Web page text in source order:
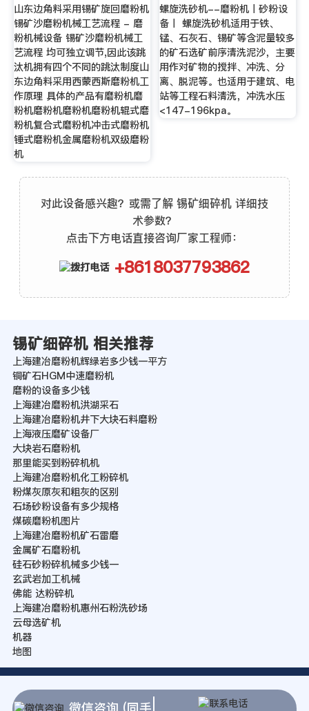
山东边角料采用锡矿旋回磨粉机
锡矿沙磨粉机械工艺流程 - 磨
粉机械设备 锡矿沙磨粉机械工
艺流程 均可独立调节,因此该跳
汰机拥有四个不同的跳汰制度山
东边角料采用西蒙西斯磨粉机工
作原理 具体的产品有磨粉机磨
粉机磨粉机磨粉机磨粉机辊式磨
粉机复合式磨粉机冲击式磨粉机
锤式磨粉机金属磨粉机双级磨粉
机
螺旋洗砂机--磨粉机丨砂粉设
备丨 螺旋洗砂机适用于铁、
锰、石灰石、锡矿等含泥量较多
的矿石选矿前序清洗泥沙，主要
用作对矿物的搅拌、冲洗、分
离、脱泥等。也适用于建筑、电
站等工程石料清洗，冲洗水压
<147-196kpa。
对此设备感兴趣？或需了解 锡矿细碎机 详细技
术参数？
点击下方电话直接咨询厂家工程师：
+8618037793862
锡矿细碎机 相关推荐
上海建冶磨粉机辉绿岩多少钱一平方
铜矿石HGM中速磨粉机
磨粉的设备多少钱
上海建冶磨粉机洪湖采石
上海建冶磨粉机井下大块石料磨粉
上海液压磨矿设备厂
大块岩石磨粉机
那里能买到粉碎机机
上海建冶磨粉机化工粉碎机
粉煤灰原灰和粗灰的区别
石场砂粉设备有多少规格
煤碳磨粉机图片
上海建冶磨粉机矿石雷磨
金属矿石磨粉机
硅石砂粉碎机械多少钱一
玄武岩加工机械
佛能 达粉碎机
上海建冶磨粉机惠州石粉洗砂场
云母选矿机
机器
地图